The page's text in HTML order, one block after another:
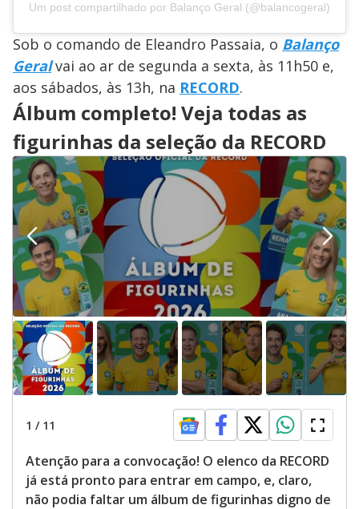
Um post compartilhado por Balanço Geral (@balancogeral)
Sob o comando de Eleandro Passaia, o Balanço
Geralvai ao ar de segunda a sexta, às 11h50 e,
aos sábados, às 13h, na RECORD.
Álbum completo! Veja todas as
figurinhas da seleção da RECORD
1 / 11
Atenção para a convocação! O elenco da RECORD
já está pronto para entrar em campo, e, claro,
não podia faltar um álbum de figurinhas digno de